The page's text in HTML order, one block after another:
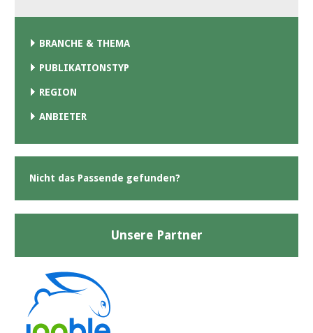
BRANCHE & THEMA
PUBLIKATIONSTYP
REGION
ANBIETER
Nicht das Passende gefunden?
Unsere Partner